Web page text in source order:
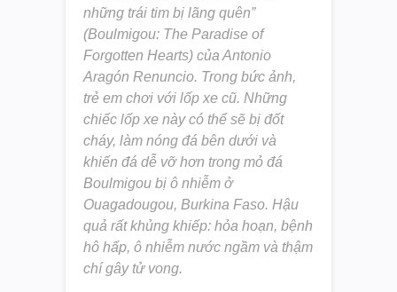
những trái tim bị lãng quên”
(Boulmigou: The Paradise of
Forgotten Hearts) của Antonio
Aragón Renuncio. Trong bức ảnh,
trẻ em chơi với lốp xe cũ. Những
chiếc lốp xe này có thể sẽ bị đốt
cháy, làm nóng đá bên dưới và
khiến đá dễ vỡ hơn trong mỏ đá
Boulmigou bị ô nhiễm ở
Ouagadougou, Burkina Faso. Hậu
quả rất khủng khiếp: hỏa hoạn, bệnh
hô hấp, ô nhiễm nước ngầm và thậm
chí gây tử vong.